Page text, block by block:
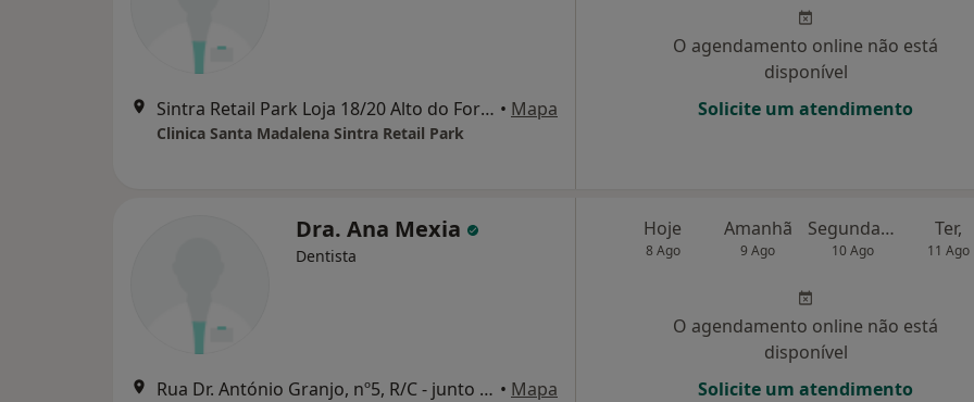
Sintra Retail Park Loja 18/20 Alto do Forte (IC19), Rio de Mouro • Mapa
Clinica Santa Madalena Sintra Retail Park
O agendamento online não está
disponível
Solicite um atendimento
Dra. Ana Mexia
Dentista
Rua Dr. António Granjo, nº5, R/C - junto estação Sete Rios e ao Jardim Zoológico, Lisboa • Mapa
Hoje
8 Ago
Amanhã
9 Ago
Segunda-feira
10 Ago
Ter,
11 Ago
O agendamento online não está
disponível
Solicite um atendimento